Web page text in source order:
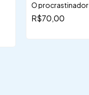
O procrastinador
R$70,00